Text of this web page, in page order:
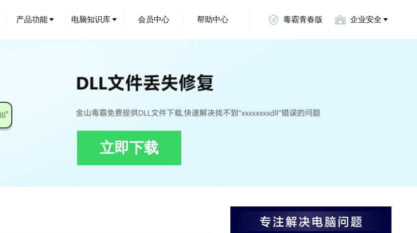
产品功能 电脑知识库 会员中心 帮助中心 毒霸青春版 企业安全
立即下载